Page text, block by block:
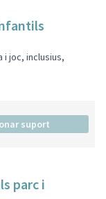
i joc, inclusius,
suport
parc i